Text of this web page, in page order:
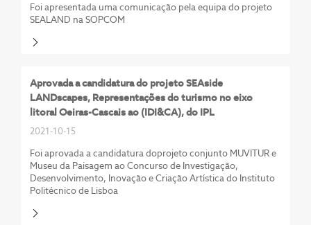
Foi apresentada uma comunicação pela equipa do projeto
SEALAND na SOPCOM
Aprovada a candidatura do projeto SEAside
LANDscapes, Representações do turismo no eixo
litoral Oeiras-Cascais ao (IDI&CA), do IPL
2021-10-15
Foi aprovada a candidatura doprojeto conjunto MUVITUR e
Museu da Paisagem ao Concurso de Investigação,
Desenvolvimento, Inovação e Criação Artística do Instituto
Politécnico de Lisboa